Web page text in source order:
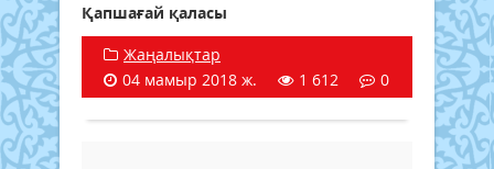
Қапшағай қаласы
Жаңалықтар
04 мамыр 2018 ж.
1 612 0